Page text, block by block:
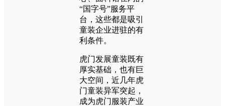
“国字号”服务平
台，这些都是吸引
童装企业进驻的有
利条件。
虎门发展童装既有
厚实基础，也有巨
大空间，近几年虎
门童装异军突起，
成为虎门服装产业